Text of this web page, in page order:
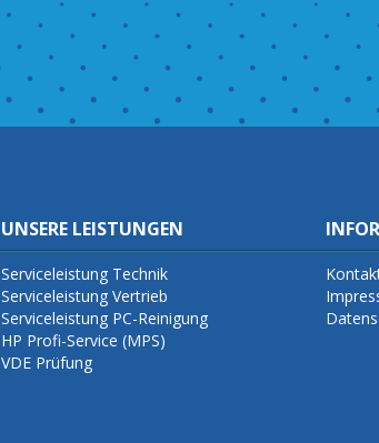
UNSERE LEISTUNGEN
Serviceleistung Technik
Serviceleistung Vertrieb
Serviceleistung PC-Reinigung
HP Profi-Service (MPS)
VDE Prüfung